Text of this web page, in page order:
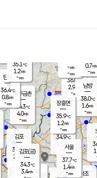
양주
36.0℃
2.9
-mm
파주금촌
34.3℃
4.0m/s
-mm
탄현
36.4℃
0.8m/s
-mm
김포
34.6℃
2.2 m/s
mm
광명
부천
구로
은평
34.9℃
m/s
- mm
서초
남방
38.0℃
1.6m/s
-mm
장흥면
35.9℃
1.2m/s
-mm
-m/s
-mm
김포(공)
34.3℃
3.4m/s
서울
37.7℃
1.4m/s
-mm
35.1℃
1.2m/s
-mm
0.7m/s
-mm